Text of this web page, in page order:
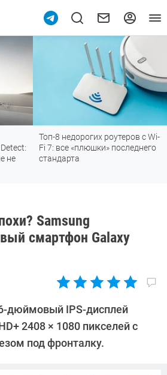
не
Топ-8 недорогих роутеров с Wi-
Fi 7: все «плюшки» последнего
стандарта
Samsung
смартфон Galaxy
дюймовый IPS-дисплей
2408 × 1080 пикселей с
под фронталку.